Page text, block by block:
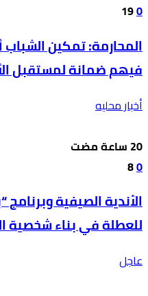
0
19
المحارمة: تمكين الشباب
فيهم ضمانة لمستقبل
أخبار محليه
0
8
الأندية الصيفية
للعطلة في بناء شخصية
عاجل